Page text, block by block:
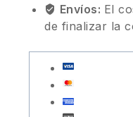
Envíos: El
de finalizar la